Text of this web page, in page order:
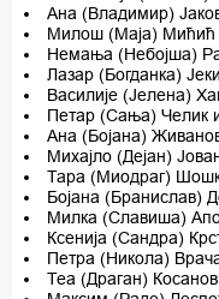
Ана (Владимир)
Милош (Маја) Мићић
Немања (Небојша)
Лазар (Богданка)
Василије (Јелена)
Петар (Сања) Челик
Ана (Бојана)
Михајло (Дејан)
Тара (Миодраг)
Бојана (Бранислав)
Милка (Славиша)
Ксенија (Сандра)
Петра (Никола)
Теа (Драган)